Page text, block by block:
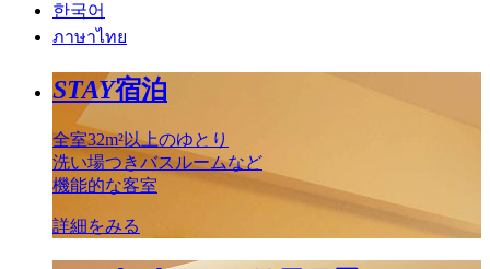
한국어
ภาษาไทย
STAY宿泊
全室32m²以上のゆとり
洗い場つきバスルームなど
機能的な客室
詳細をみる